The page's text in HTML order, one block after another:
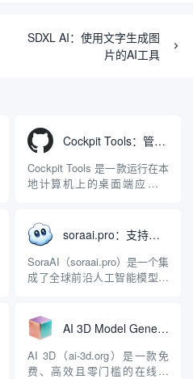
SDXL AI：使用文字生成图
片的AI工具
Cockpit Tools：管理多个AI编程IDE账号与配置多开独立实例的本地桌面应用
Cockpit Tools 是一款运行在本
地计算机上的桌面端应用程
程助手的账号与运行环境而设
计。它目前支持包括
Antigravity IDE、Codex、
GitHub Copilo...
soraai.pro：支持多模型文字转视频和图像生成的在线创作工具
SoraAI（soraai.pro）是一个集
成了全球前沿人工智能模型的
者、营销人员及广大用户提供
一站式、开箱即用的视觉内容
生成解决方案。网站的核心优
势在于其强大的多模型聚合能
AI 3D Model Generator：通过文本和图像快速生成3D模型的在线工具
AI 3D（ai-3d.org）是一款免
费、高效且零门槛的在线AI